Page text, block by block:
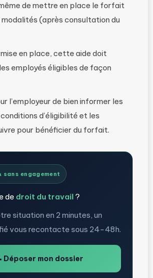
de mettre en place le forfait
modalités (après consultation du
en place, cette aide doit
employés éligibles de façon
l’employeur de bien informer les
d’éligibilité et les
pour bénéficier du forfait.
engagement
de droit du travail ?
situation en 2 minutes, un
vous recontacte sous 24-48h.
Déposer mon dossier